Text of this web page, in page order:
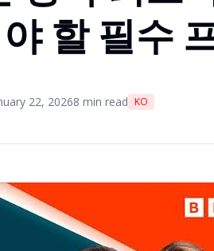
할 필수
22, 20268 min read KO